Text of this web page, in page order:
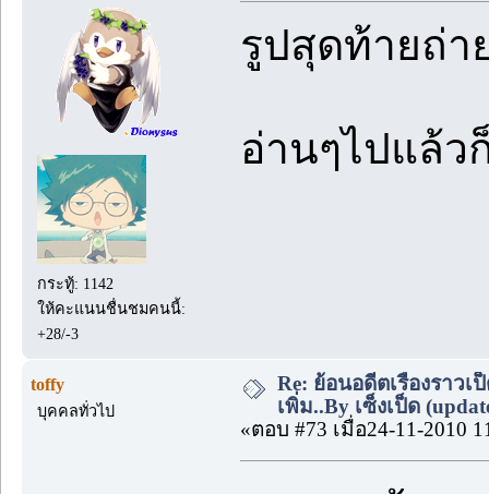
กระทู้: 1142
ให้คะแนนชื่นชมคนนี้:
+28/-3
รูปสุดท้ายถ่า
อ่านๆไปแล้ว
toffy
บุคคลทั่วไป
Re: ย้อนอดีตเรื่องราวเ
เพิ่ม..By เซ็งเป็ด
«ตอบ #73 เมื่อ24-11-2010